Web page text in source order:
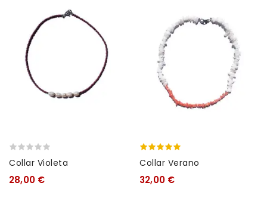
Collar Violeta
28,00 €
Collar Verano
32,00 €